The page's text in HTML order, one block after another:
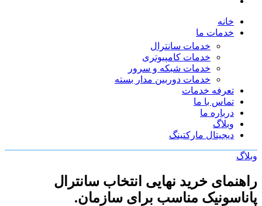
خانه
خدمات ما
خدمات سانترال
خدمات کامپیوتری
خدمات شبکه و سرور
خدمات دوربین مدار بسته
تعرفه خدمات
تماس با ما
درباره ما
وبلاگ
دیجیتال مارکتینگ
وبلاگ
راهنمای خرید نهایی انتخاب سانترال
پاناسونیک مناسب برای سازمان.